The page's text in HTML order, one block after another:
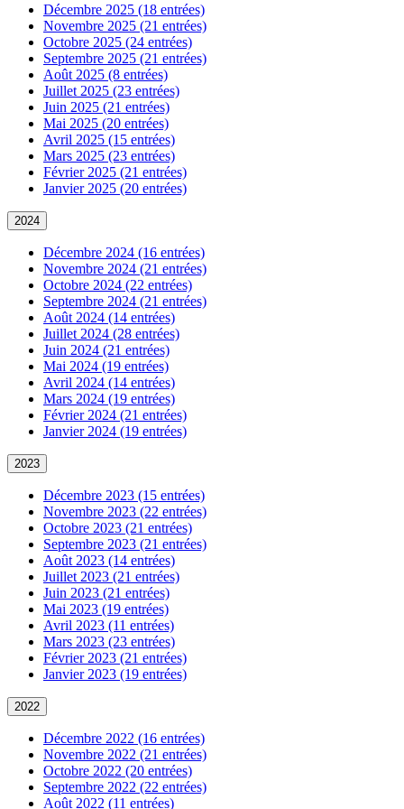
Décembre 2025 (18 entrées)
Novembre 2025 (21 entrées)
Octobre 2025 (24 entrées)
Septembre 2025 (21 entrées)
Août 2025 (8 entrées)
Juillet 2025 (23 entrées)
Juin 2025 (21 entrées)
Mai 2025 (20 entrées)
Avril 2025 (15 entrées)
Mars 2025 (23 entrées)
Février 2025 (21 entrées)
Janvier 2025 (20 entrées)
2024
Décembre 2024 (16 entrées)
Novembre 2024 (21 entrées)
Octobre 2024 (22 entrées)
Septembre 2024 (21 entrées)
Août 2024 (14 entrées)
Juillet 2024 (28 entrées)
Juin 2024 (21 entrées)
Mai 2024 (19 entrées)
Avril 2024 (14 entrées)
Mars 2024 (19 entrées)
Février 2024 (21 entrées)
Janvier 2024 (19 entrées)
2023
Décembre 2023 (15 entrées)
Novembre 2023 (22 entrées)
Octobre 2023 (21 entrées)
Septembre 2023 (21 entrées)
Août 2023 (14 entrées)
Juillet 2023 (21 entrées)
Juin 2023 (21 entrées)
Mai 2023 (19 entrées)
Avril 2023 (11 entrées)
Mars 2023 (23 entrées)
Février 2023 (21 entrées)
Janvier 2023 (19 entrées)
2022
Décembre 2022 (16 entrées)
Novembre 2022 (21 entrées)
Octobre 2022 (20 entrées)
Septembre 2022 (22 entrées)
Août 2022 (11 entrées)